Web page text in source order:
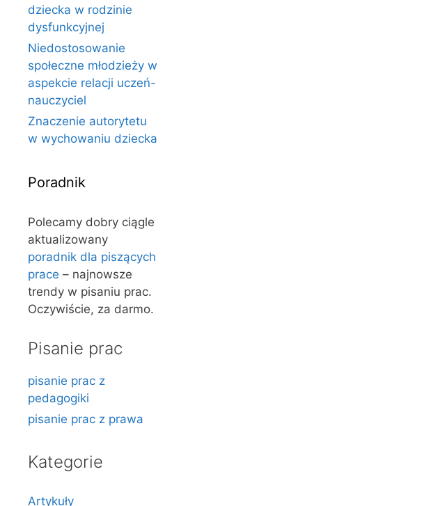
dziecka w rodzinie
dysfunkcyjnej
Niedostosowanie
społeczne młodzieży w
aspekcie relacji uczeń-
nauczyciel
Znaczenie autorytetu
w wychowaniu dziecka
Poradnik
Polecamy dobry ciągle
aktualizowany
poradnik dla piszących
prace – najnowsze
trendy w pisaniu prac.
Oczywiście, za darmo.
Pisanie prac
pisanie prac z
pedagogiki
pisanie prac z prawa
Kategorie
Artykuły